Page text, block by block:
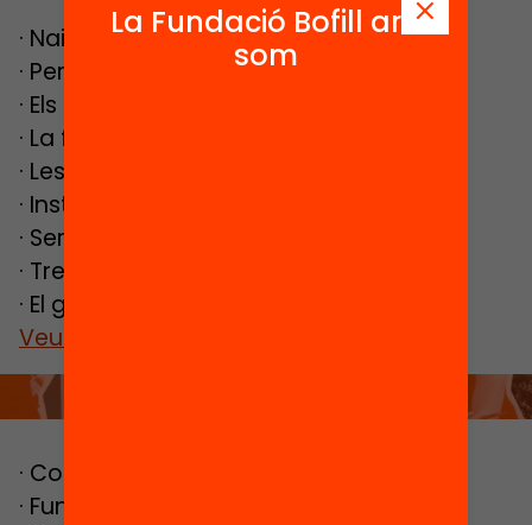
· Naixement de la fundació
· Per què el nom de Jaume Bofill?
· Els fundadors
· La fundació durant la dictadura
· Les primeres activitats
· Institut Pacis
· Serveis de Cultura Popular
· Tres fundacions en una
· El govern de l’entitat
Veure més
· Com ens definim
· Funcionament i manera d’actuar
La Fundació Bofill ara
som